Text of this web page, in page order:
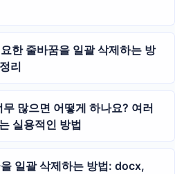
한 줄바꿈을 일괄 삭제하는 방
리
많으면 어떻게 하나요? 여러
실용적인 방법
일괄 삭제하는 방법: docx,